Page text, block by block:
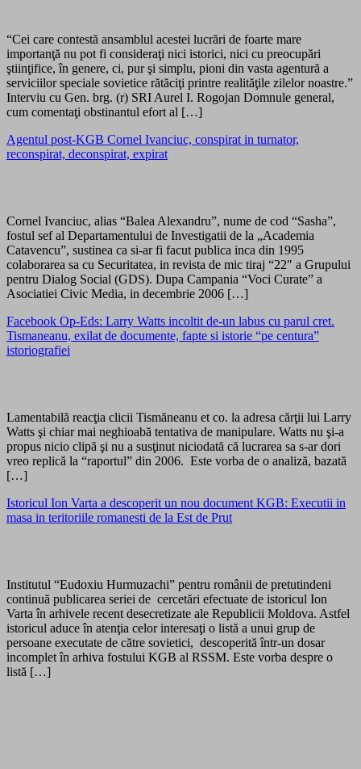
“Cei care contestă ansamblul acestei lucrări de foarte mare
importanţă nu pot fi consideraţi nici istorici, nici cu preocupări
ştiinţifice, în genere, ci, pur şi simplu, pioni din vasta agentură a
serviciilor speciale sovietice rătăciţi printre realităţile zilelor noastre.”
Interviu cu Gen. brg. (r) SRI Aurel I. Rogojan Domnule general,
cum comentaţi obstinantul efort al […]
Agentul post-KGB Cornel Ivanciuc, conspirat in turnator,
reconspirat, deconspirat, expirat
Cornel Ivanciuc, alias “Balea Alexandru”, nume de cod “Sasha”,
fostul sef al Departamentului de Investigatii de la „Academia
Catavencu”, sustinea ca si-ar fi facut publica inca din 1995
colaborarea sa cu Securitatea, in revista de mic tiraj “22″ a Grupului
pentru Dialog Social (GDS). Dupa Campania “Voci Curate” a
Asociatiei Civic Media, in decembrie 2006 […]
Facebook Op-Eds: Larry Watts incoltit de-un labus cu parul cret.
Tismaneanu, exilat de documente, fapte si istorie “pe centura”
istoriografiei
Lamentabilă reacţia clicii Tismăneanu et co. la adresa cărţii lui Larry
Watts şi chiar mai neghioabă tentativa de manipulare. Watts nu şi-a
propus nicio clipă şi nu a susţinut niciodată că lucrarea sa s-ar dori
vreo replică la “raportul” din 2006. Este vorba de o analiză, bazată
[…]
Istoricul Ion Varta a descoperit un nou document KGB: Executii in
masa in teritoriile romanesti de la Est de Prut
Institutul “Eudoxiu Hurmuzachi” pentru românii de pretutindeni
continuă publicarea seriei de cercetări efectuate de istoricul Ion
Varta în arhivele recent desecretizate ale Republicii Moldova. Astfel
istoricul aduce în atenţia celor interesaţi o listă a unui grup de
persoane executate de către sovietici, descoperită într-un dosar
incomplet în arhiva fostului KGB al RSSM. Este vorba despre o
listă […]